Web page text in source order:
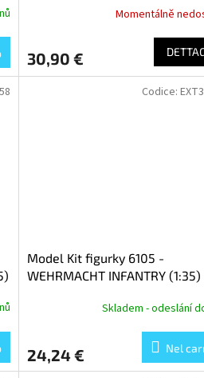
Momentálně
30,90 €
Model Kit figurky 6105 -
WEHRMACHT INFANTRY (1:35)
Skladem - odeslání
24,24 € Nel
Codice: